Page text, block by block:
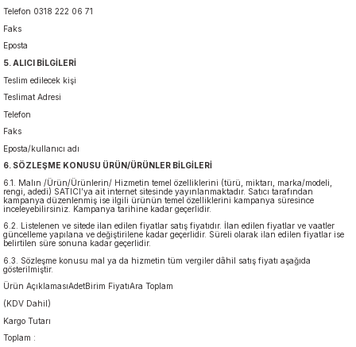
Telefon 0318 222 06 71
Faks
Eposta
5. ALICI BİLGİLERİ
Teslim edilecek kişi
Teslimat Adresi
Telefon
Faks
Eposta/kullanıcı adı
6. SÖZLEŞME KONUSU ÜRÜN/ÜRÜNLER BİLGİLERİ
6.1. Malın /Ürün/Ürünlerin/ Hizmetin temel özelliklerini (türü, miktarı, marka/modeli,
rengi, adedi) SATICI’ya ait internet sitesinde yayınlanmaktadır. Satıcı tarafından
kampanya düzenlenmiş ise ilgili ürünün temel özelliklerini kampanya süresince
inceleyebilirsiniz. Kampanya tarihine kadar geçerlidir.
6.2. Listelenen ve sitede ilan edilen fiyatlar satış fiyatıdır. İlan edilen fiyatlar ve vaatler
güncelleme yapılana ve değiştirilene kadar geçerlidir. Süreli olarak ilan edilen fiyatlar ise
belirtilen süre sonuna kadar geçerlidir.
6.3. Sözleşme konusu mal ya da hizmetin tüm vergiler dâhil satış fiyatı aşağıda
gösterilmiştir.
Ürün AçıklamasıAdetBirim FiyatıAra Toplam
(KDV Dahil)
Kargo Tutarı
Toplam :